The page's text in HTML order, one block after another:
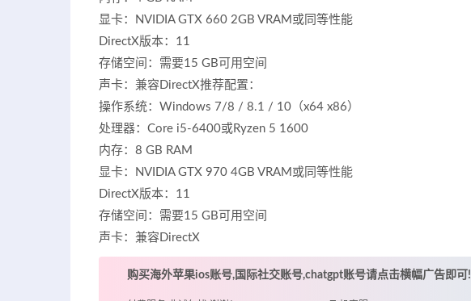
显卡：NVIDIA GTX 660 2GB VRAM或同等性能
DirectX版本：11
存储空间：需要15 GB可用空间
声卡：兼容DirectX推荐配置：
操作系统：Windows 7/8 / 8.1 / 10（x64 x86）
处理器：Core i5-6400或Ryzen 5 1600
内存：8 GB RAM
显卡：NVIDIA GTX 970 4GB VRAM或同等性能
DirectX版本：11
存储空间：需要15 GB可用空间
声卡：兼容DirectX
购买海外苹果ios账号,国际社交账号,chatgpt账号请点击横幅广告即可!